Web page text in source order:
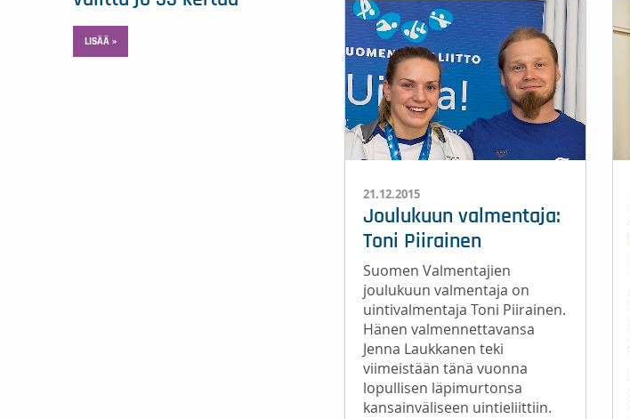
21.12.2015
Joulukuun valmentaja:
Toni Piirainen
Suomen Valmentajien
joulukuun valmentaja on
uintivalmentaja Toni Piirainen.
Hänen valmennettavansa
Jenna Laukkanen teki
viimeistään tänä vuonna
lopullisen läpimurtonsa
kansainväliseen uintieliittiin.
LISÄÄ »